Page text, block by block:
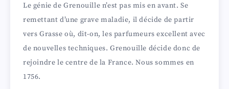
Le génie de Grenouille n’est pas mis en avant. Se
remettant d’une grave maladie, il décide de partir
vers Grasse où, dit-on, les parfumeurs excellent avec
de nouvelles techniques. Grenouille décide donc de
rejoindre le centre de la France. Nous sommes en
1756.